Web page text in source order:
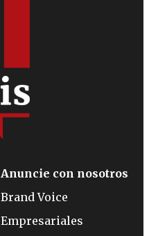
Anuncie con nosotros
Brand Voice
Empresariales